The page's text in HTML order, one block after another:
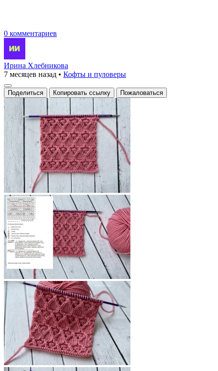
0 комментариев
Ирина Хлебникова
7 месяцев назад • Кофты и пуловеры
Поделиться Копировать ссылку Пожаловаться